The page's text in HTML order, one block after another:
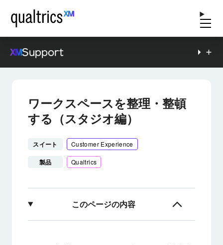
Support
ワークスペースを整理・整頓
する（スタジオ編）
スイート Customer Experience
製品 Qualtrics
このページの内容